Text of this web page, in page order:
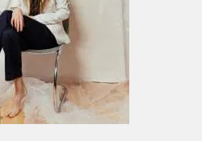
Formen,
auch Zeichen, Schrift
auch bewegte Bilder in